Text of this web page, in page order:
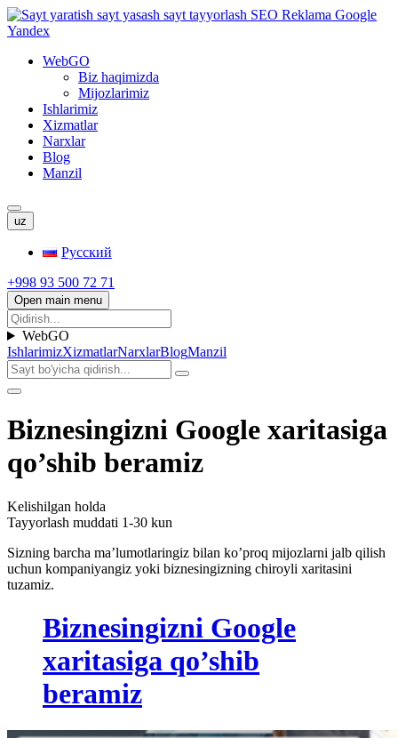
WebGO
Biz haqimizda
Mijozlarimiz
Ishlarimiz
Xizmatlar
Narxlar
Blog
Manzil
uz
Русский
+998 93 500 72 71
Open main menu
WebGO
IshlarimizXizmatlarNarxlarBlogManzil
Biznesingizni Google xaritasiga
qo’shib beramiz
Kelishilgan holda
Tayyorlash muddati 1-30 kun
Sizning barcha ma’lumotlaringiz bilan ko’proq mijozlarni jalb qilish
uchun kompaniyangiz yoki biznesingizning chiroyli xaritasini
tuzamiz.
Biznesingizni Google
xaritasiga qo’shib
beramiz